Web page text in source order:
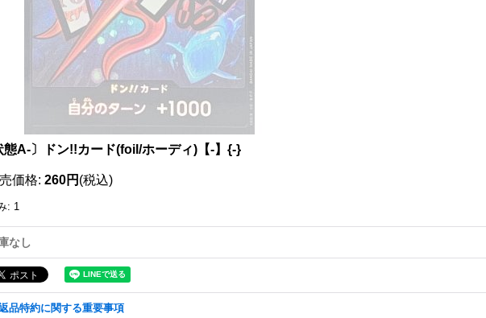
態A-〕ドン!!カード(foil/ホーディ)【-】{-}
価格: 260円 (税込)
: 1
なし
品特約に関する重要事項